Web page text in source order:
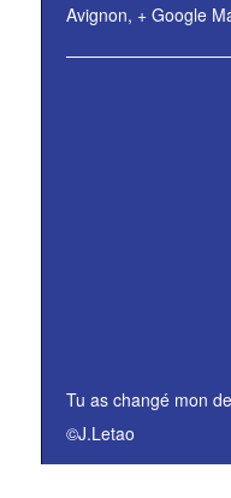
Avignon, + Google
Tu as changé mon
©J.Letao